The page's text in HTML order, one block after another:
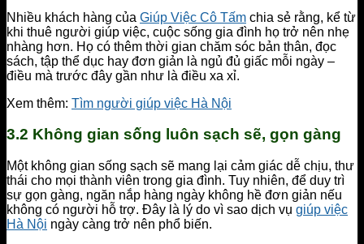
Nhiều khách hàng của Giúp Việc Cô Tấm chia sẻ rằng, kể từ
khi thuê người giúp việc, cuộc sống gia đình họ trở nên nhẹ
nhàng hơn. Họ có thêm thời gian chăm sóc bản thân, đọc
sách, tập thể dục hay đơn giản là ngủ đủ giấc mỗi ngày –
điều mà trước đây gần như là điều xa xỉ.
Xem thêm: Tìm người giúp việc Hà Nội
3.2 Không gian sống luôn sạch sẽ, gọn gàng
Một không gian sống sạch sẽ mang lại cảm giác dễ chịu, thư
thái cho mọi thành viên trong gia đình. Tuy nhiên, để duy trì
sự gọn gàng, ngăn nắp hàng ngày không hề đơn giản nếu
không có người hỗ trợ. Đây là lý do vì sao dịch vụ giúp việc
Hà Nội ngày càng trở nên phổ biến.